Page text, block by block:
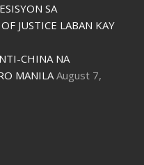
SA
JUSTICE LABAN KAY
CHINA NA
MANILA August 7,